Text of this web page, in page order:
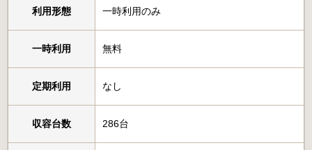
利用形態 一時利用のみ
一時利用 無料
定期利用 なし
収容台数 286台